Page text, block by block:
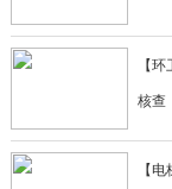
【
核查
【